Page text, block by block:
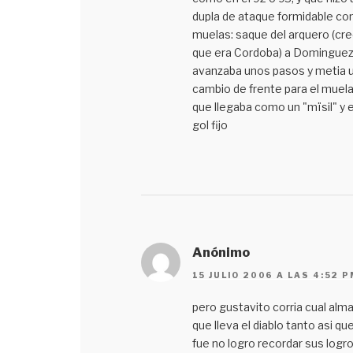
dupla de ataque formidable
muelas: saque del arquero
que era Cordoba) a
avanzaba unos pasos y metia
cambio de frente para el
que llegaba como un "mïsil" y
gol fijo
Anónimo
15 JULIO 2006 A LAS 4:52
pero gustavito corria cual alma
que lleva el diablo tanto asi
fue no logro recordar sus